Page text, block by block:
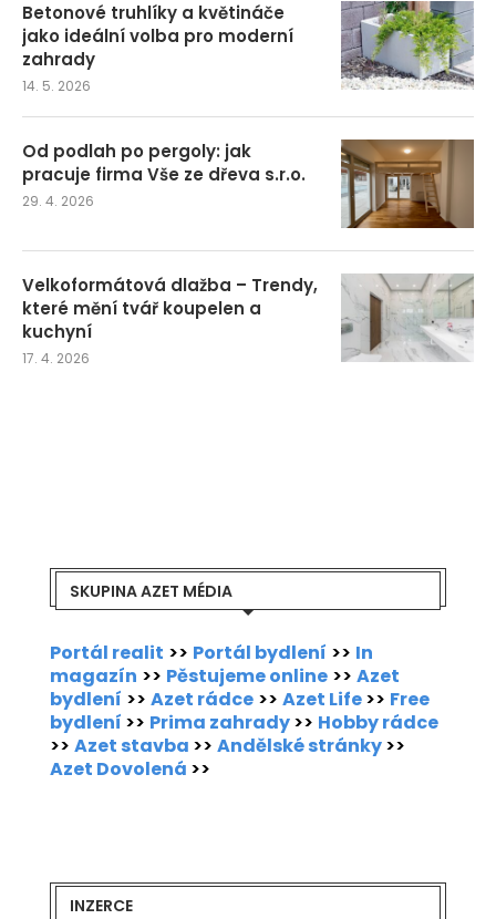
Betonové truhlíky a květináče
jako ideální volba pro moderní
zahrady
14. 5. 2026
Od podlah po pergoly: jak
pracuje firma Vše ze dřeva s.r.o.
29. 4. 2026
Velkoformátová dlažba – Trendy,
které mění tvář koupelen a
kuchyní
17. 4. 2026
SKUPINA AZET MÉDIA
Portál realit >> Portál bydlení >> In
magazín >> Pěstujeme online >> Azet
bydlení >> Azet rádce >> Azet Life>> Free
bydlení >> Prima zahrady>> Hobby rádce
>> Azet stavba >> Andělské stránky>>
Azet Dovolená >>
INZERCE